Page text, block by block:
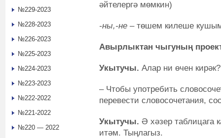
әйтелергә мөмкин)
-ны,-не – төшем килеше
Авырлыктан чыгуның
Укытучы. Алар ни өчен
– Чтобы употребить
перевести словосочетания,
Укытучы. Ә хәзер
итәм. Тыңлагыз.
№229-2023
№228-2023
№226-2023
№225-2023
№224-2023
№223-2023
№222-2022
№221-2022
№220 — 2022